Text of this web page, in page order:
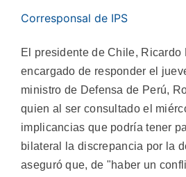
Corresponsal de IPS
El presidente de Chile, Ricardo
encargado de responder el
ministro de Defensa de Perú,
quien al ser consultado el
implicancias que podría tener
bilateral la discrepancia por la
aseguró que, de "haber un